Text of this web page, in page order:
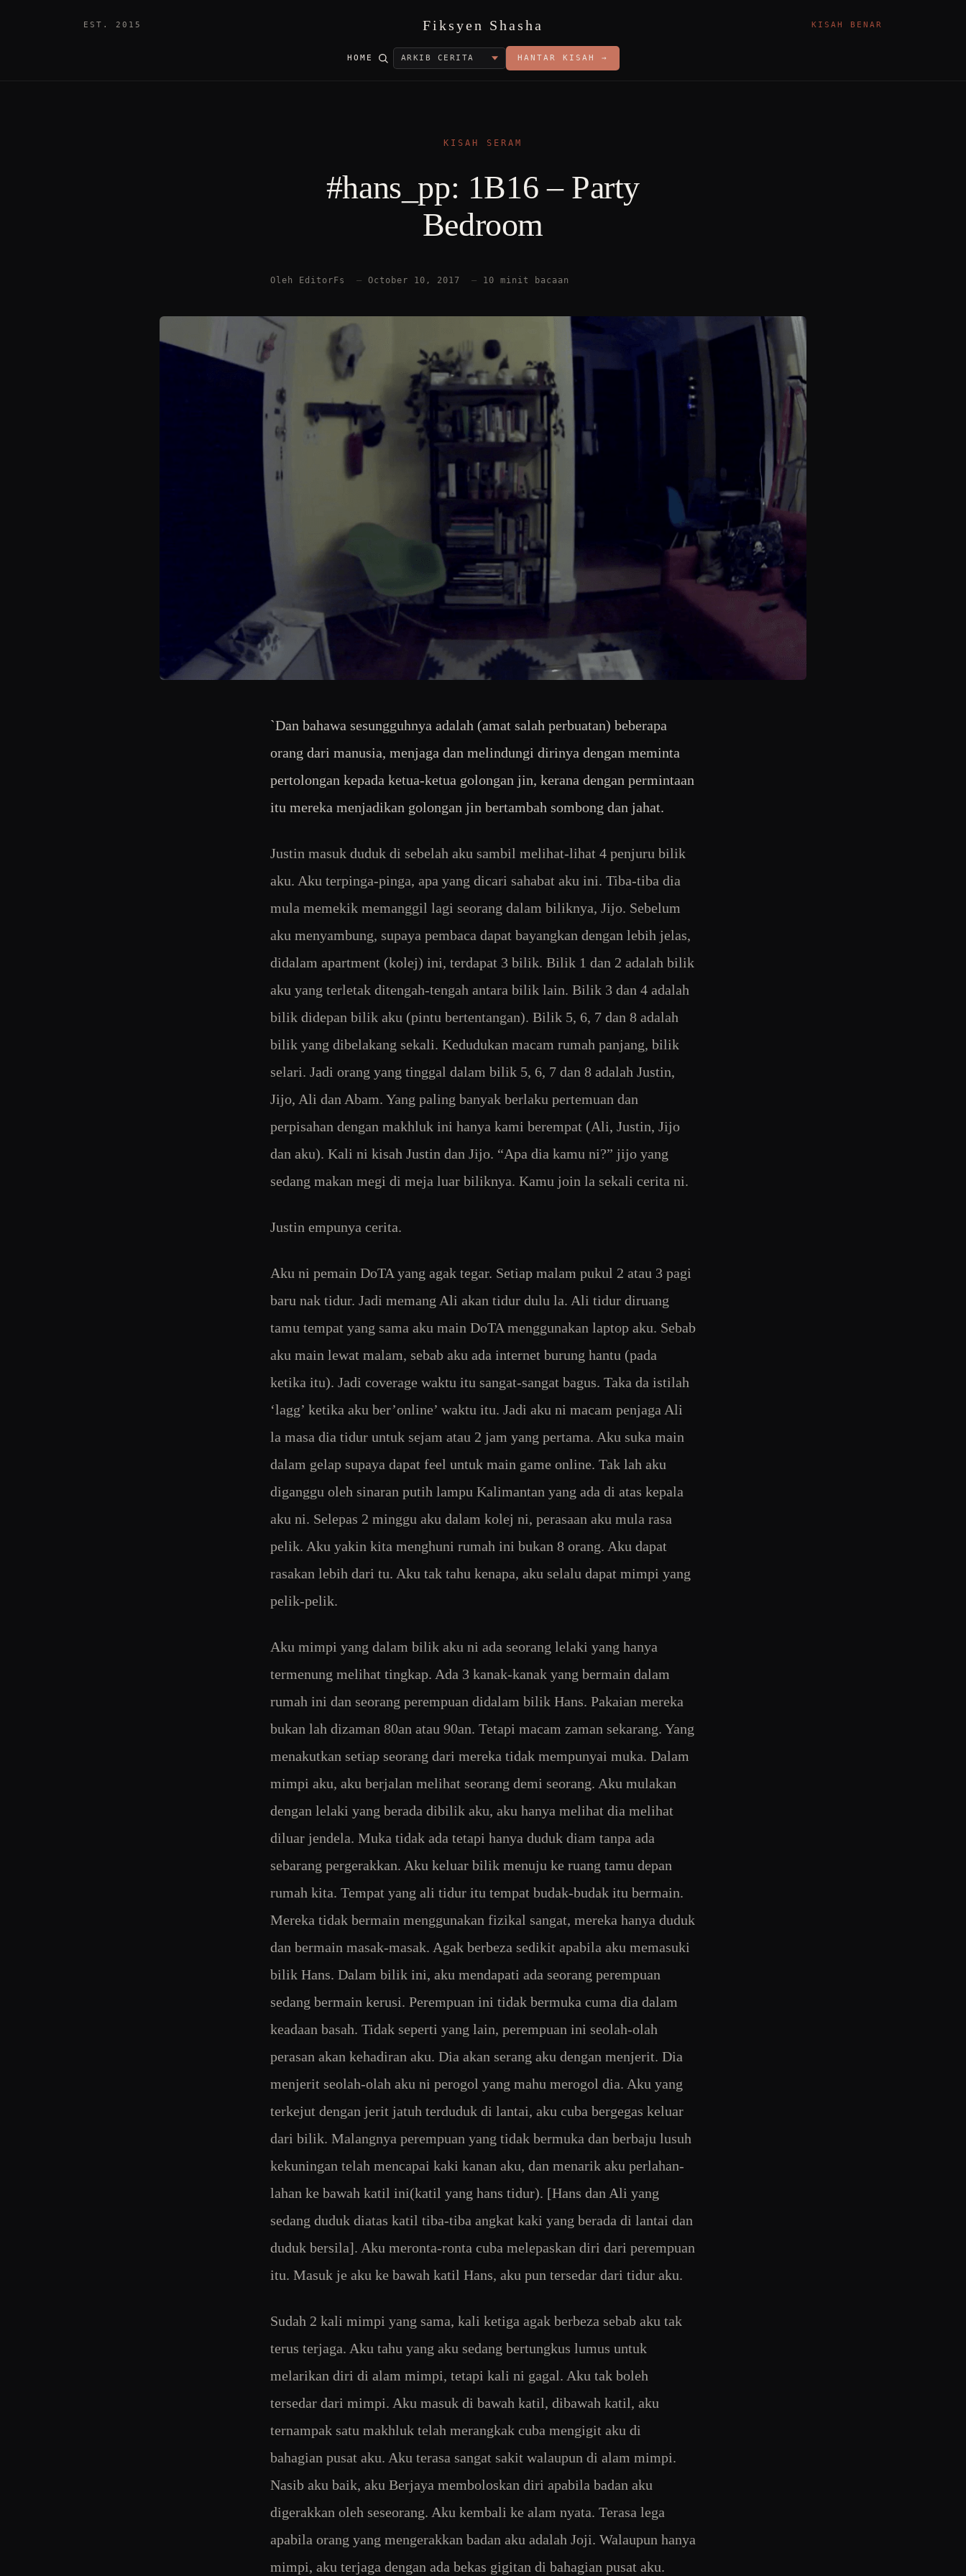
EST. 2015 Fiksyen Shasha KISAH BENAR
HOME HANTAR KISAH →
KISAH SERAM
#hans_pp: 1B16 – Party
Bedroom
Oleh EditorFs — October 10, 2017 — 10 minit bacaan
`Dan bahawa sesungguhnya adalah (amat salah perbuatan) beberapa
orang dari manusia, menjaga dan melindungi dirinya dengan meminta
pertolongan kepada ketua-ketua golongan jin, kerana dengan permintaan
itu mereka menjadikan golongan jin bertambah sombong dan jahat.
Justin masuk duduk di sebelah aku sambil melihat-lihat 4 penjuru bilik
aku. Aku terpinga-pinga, apa yang dicari sahabat aku ini. Tiba-tiba dia
mula memekik memanggil lagi seorang dalam biliknya, Jijo. Sebelum
aku menyambung, supaya pembaca dapat bayangkan dengan lebih jelas,
didalam apartment (kolej) ini, terdapat 3 bilik. Bilik 1 dan 2 adalah bilik
aku yang terletak ditengah-tengah antara bilik lain. Bilik 3 dan 4 adalah
bilik didepan bilik aku (pintu bertentangan). Bilik 5, 6, 7 dan 8 adalah
bilik yang dibelakang sekali. Kedudukan macam rumah panjang, bilik
selari. Jadi orang yang tinggal dalam bilik 5, 6, 7 dan 8 adalah Justin,
Jijo, Ali dan Abam. Yang paling banyak berlaku pertemuan dan
perpisahan dengan makhluk ini hanya kami berempat (Ali, Justin, Jijo
dan aku). Kali ni kisah Justin dan Jijo. “Apa dia kamu ni?” jijo yang
sedang makan megi di meja luar biliknya. Kamu join la sekali cerita ni.
Justin empunya cerita.
Aku ni pemain DoTA yang agak tegar. Setiap malam pukul 2 atau 3 pagi
baru nak tidur. Jadi memang Ali akan tidur dulu la. Ali tidur diruang
tamu tempat yang sama aku main DoTA menggunakan laptop aku. Sebab
aku main lewat malam, sebab aku ada internet burung hantu (pada
ketika itu). Jadi coverage waktu itu sangat-sangat bagus. Taka da istilah
‘lagg’ ketika aku ber’online’ waktu itu. Jadi aku ni macam penjaga Ali
la masa dia tidur untuk sejam atau 2 jam yang pertama. Aku suka main
dalam gelap supaya dapat feel untuk main game online. Tak lah aku
diganggu oleh sinaran putih lampu Kalimantan yang ada di atas kepala
aku ni. Selepas 2 minggu aku dalam kolej ni, perasaan aku mula rasa
pelik. Aku yakin kita menghuni rumah ini bukan 8 orang. Aku dapat
rasakan lebih dari tu. Aku tak tahu kenapa, aku selalu dapat mimpi yang
pelik-pelik.
Aku mimpi yang dalam bilik aku ni ada seorang lelaki yang hanya
termenung melihat tingkap. Ada 3 kanak-kanak yang bermain dalam
rumah ini dan seorang perempuan didalam bilik Hans. Pakaian mereka
bukan lah dizaman 80an atau 90an. Tetapi macam zaman sekarang. Yang
menakutkan setiap seorang dari mereka tidak mempunyai muka. Dalam
mimpi aku, aku berjalan melihat seorang demi seorang. Aku mulakan
dengan lelaki yang berada dibilik aku, aku hanya melihat dia melihat
diluar jendela. Muka tidak ada tetapi hanya duduk diam tanpa ada
sebarang pergerakkan. Aku keluar bilik menuju ke ruang tamu depan
rumah kita. Tempat yang ali tidur itu tempat budak-budak itu bermain.
Mereka tidak bermain menggunakan fizikal sangat, mereka hanya duduk
dan bermain masak-masak. Agak berbeza sedikit apabila aku memasuki
bilik Hans. Dalam bilik ini, aku mendapati ada seorang perempuan
sedang bermain kerusi. Perempuan ini tidak bermuka cuma dia dalam
keadaan basah. Tidak seperti yang lain, perempuan ini seolah-olah
perasan akan kehadiran aku. Dia akan serang aku dengan menjerit. Dia
menjerit seolah-olah aku ni perogol yang mahu merogol dia. Aku yang
terkejut dengan jerit jatuh terduduk di lantai, aku cuba bergegas keluar
dari bilik. Malangnya perempuan yang tidak bermuka dan berbaju lusuh
kekuningan telah mencapai kaki kanan aku, dan menarik aku perlahan-
lahan ke bawah katil ini(katil yang hans tidur). [Hans dan Ali yang
sedang duduk diatas katil tiba-tiba angkat kaki yang berada di lantai dan
duduk bersila]. Aku meronta-ronta cuba melepaskan diri dari perempuan
itu. Masuk je aku ke bawah katil Hans, aku pun tersedar dari tidur aku.
Sudah 2 kali mimpi yang sama, kali ketiga agak berbeza sebab aku tak
terus terjaga. Aku tahu yang aku sedang bertungkus lumus untuk
melarikan diri di alam mimpi, tetapi kali ni gagal. Aku tak boleh
tersedar dari mimpi. Aku masuk di bawah katil, dibawah katil, aku
ternampak satu makhluk telah merangkak cuba mengigit aku di
bahagian pusat aku. Aku terasa sangat sakit walaupun di alam mimpi.
Nasib aku baik, aku Berjaya memboloskan diri apabila badan aku
digerakkan oleh seseorang. Aku kembali ke alam nyata. Terasa lega
apabila orang yang mengerakkan badan aku adalah Joji. Walaupun hanya
mimpi, aku terjaga dengan ada bekas gigitan di bahagian pusat aku.